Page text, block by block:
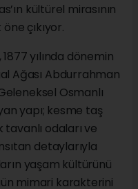
kültürel mirasının
çıkıyor.
yılında dönemin
Ağası Abdurrahman
Osmanlı
yapı; kesme taş
tavanlı odaları ve
detaylarıyla
yaşam kültürünü
mimari karakterini